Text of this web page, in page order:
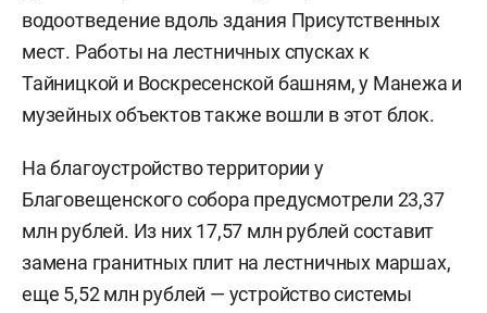
водоотведение вдоль здания Присутственных
мест. Работы на лестничных спусках к
Тайницкой и Воскресенской башням, у Манежа и
музейных объектов также вошли в этот блок.
На благоустройство территории у
Благовещенского собора предусмотрели 23,37
млн рублей. Из них 17,57 млн рублей составит
замена гранитных плит на лестничных маршах,
еще 5,52 млн рублей — устройство системы